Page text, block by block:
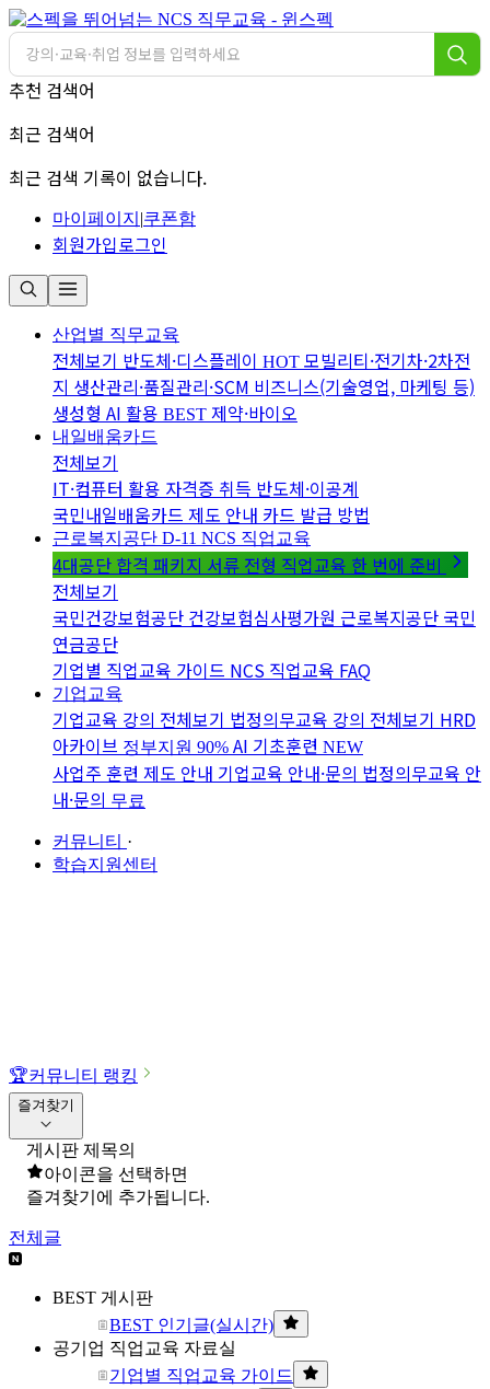
추천 검색어
최근 검색어
최근 검색 기록이 없습니다.
마이페이지 |쿠폰함
회원가입로그인
산업별 직무교육
전체보기 반도체·디스플레이 HOT 모빌리티·전기차·2차전
지 생산관리·품질관리·SCM 비즈니스(기술영업, 마케팅 등)
생성형 AI 활용 BEST 제약·바이오
내일배움카드
전체보기
IT·컴퓨터 활용 자격증 취득 반도체·이공계
국민내일배움카드 제도 안내 카드 발급 방법
근로복지공단 D-11 NCS 직업교육
4대공단 합격 패키지 서류 전형 직업교육 한 번에 준비
전체보기
국민건강보험공단 건강보험심사평가원 근로복지공단 국민
연금공단
기업별 직업교육 가이드 NCS 직업교육 FAQ
기업교육
기업교육 강의 전체보기 법정의무교육 강의 전체보기 HRD
아카이브 정부지원 90% AI 기초훈련 NEW
사업주 훈련 제도 안내 기업교육 안내·문의 법정의무교육 안
내·문의 무료
커뮤니티 ·
학습지원센터
🏆커뮤니티 랭킹
즐겨찾기
게시판 제목의
아이콘을 선택하면
즐겨찾기에 추가됩니다.
전체글
BEST 게시판
BEST 인기글(실시간)
공기업 직업교육 자료실
기업별 직업교육 가이드